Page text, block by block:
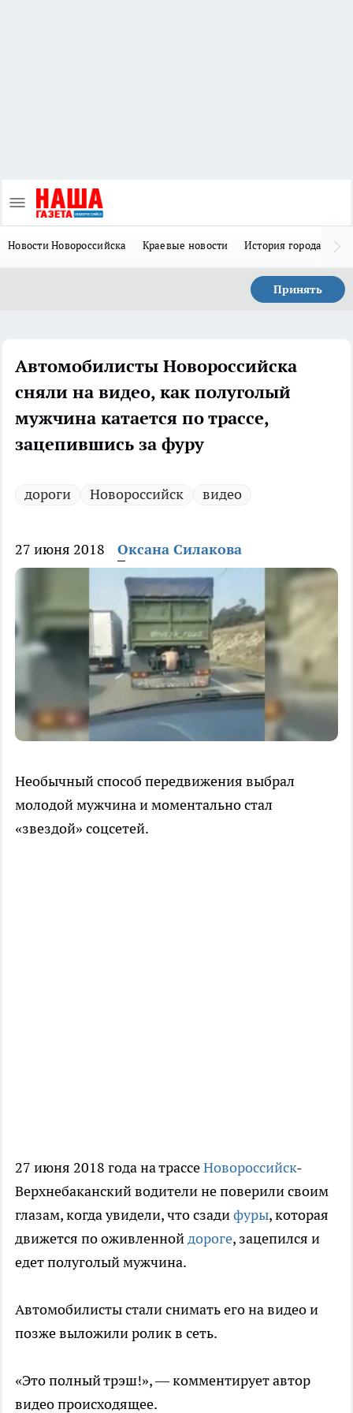
Новости Новороссийска Краевые новости История города Н
Принять
Автомобилисты Новороссийска
сняли на видео, как полуголый
мужчина катается по трассе,
зацепившись за фуру
дороги Новороссийск видео
27 июня 2018 Оксана Силакова
Необычный способ передвижения выбрал
молодой мужчина и моментально стал
«звездой» соцсетей.
27 июня 2018 года на трассеНовороссийск-
Верхнебаканский водители не поверили своим
глазам, когда увидели, что сзадифуры, которая
движется по оживленнойдороге, зацепился и
едет полуголый мужчина.
Автомобилисты стали снимать его на видео и
позже выложили ролик в сеть.
«Это полный трэш!», — комментирует автор
видео происходящее.